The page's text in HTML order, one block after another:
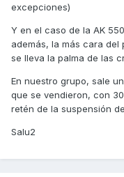
excepciones)
Y en el caso de la AK
además, la más cara
se lleva la palma de las
En nuestro grupo, sale
que se vendieron, con
retén de la suspensión
Salu2